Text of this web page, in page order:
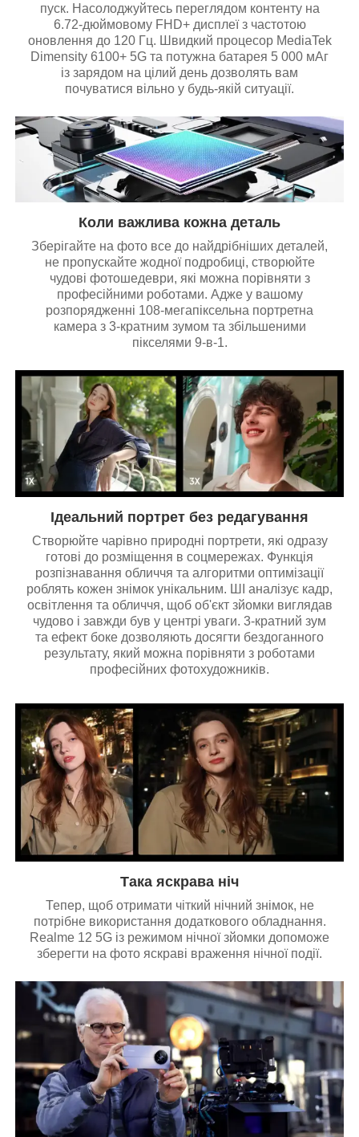
пуск. Насолоджуйтесь переглядом контенту на
6.72-дюймовому FHD+ дисплеї з частотою
оновлення до 120 Гц. Швидкий процесор MediaTek
Dimensity 6100+ 5G та потужна батарея 5 000 мАг
із зарядом на цілий день дозволять вам
почуватися вільно у будь-якій ситуації.
Коли важлива кожна деталь
Зберігайте на фото все до найдрібніших деталей,
не пропускайте жодної подробиці, створюйте
чудові фотошедеври, які можна порівняти з
професійними роботами. Адже у вашому
розпорядженні 108-мегапіксельна портретна
камера з 3-кратним зумом та збільшеними
пікселями 9-в-1.
Ідеальний портрет без редагування
Створюйте чарівно природні портрети, які одразу
готові до розміщення в соцмережах. Функція
розпізнавання обличчя та алгоритми оптимізації
роблять кожен знімок унікальним. ШІ аналізує кадр,
освітлення та обличчя, щоб об'єкт зйомки виглядав
чудово і завжди був у центрі уваги. 3-кратний зум
та ефект боке дозволяють досягти бездоганного
результату, який можна порівняти з роботами
професійних фотохудожників.
Така яскрава ніч
Тепер, щоб отримати чіткий нічний знімок, не
потрібне використання додаткового обладнання.
Realme 12 5G із режимом нічної зйомки допоможе
зберегти на фото яскраві враження нічної події.